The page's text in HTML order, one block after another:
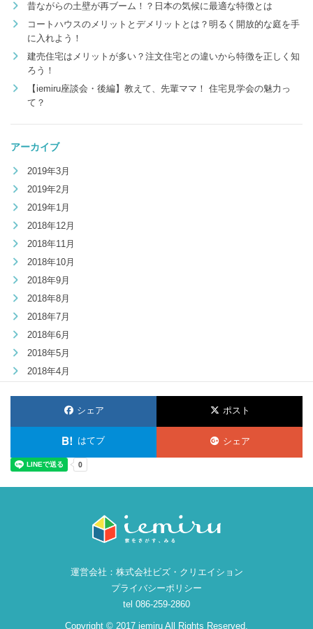
昔ながらの土壁が再ブーム！？日本の気候に最適な特徴とは
コートハウスのメリットとデメリットとは？明るく開放的な庭を手
に入れよう！
建売住宅はメリットが多い？注文住宅との違いから特徴を正しく知
ろう！
【iemiru座談会・後編】教えて、先輩ママ！ 住宅見学会の魅力っ
て？
アーカイブ
2019年3月
2019年2月
2019年1月
2018年12月
2018年11月
2018年10月
2018年9月
2018年8月
2018年7月
2018年6月
2018年5月
2018年4月
シェア ポスト
はてブ シェア
運営会社： 株式会社ビズ・クリエイション
プライバシーポリシー
tel 086-259-2860
Copyright © 2017 iemiru All Rights Reserved.